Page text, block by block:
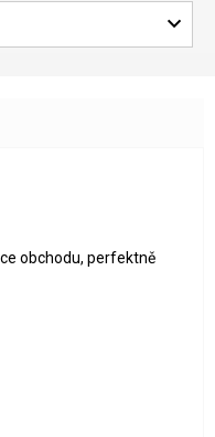
z 5 hvězdiček.
obchodu, perfektně
z 5 hvězdiček.